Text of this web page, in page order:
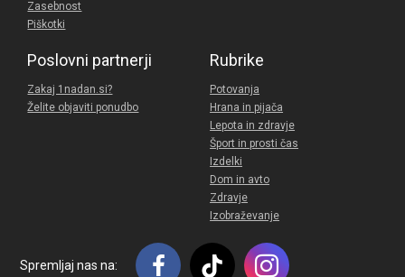
Zasebnost
Piškotki
Poslovni partnerji
Zakaj 1nadan.si?
Želite objaviti ponudbo
Rubrike
Potovanja
Hrana in pijača
Lepota in zdravje
Šport in prosti čas
Izdelki
Dom in avto
Zdravje
Izobraževanje
Spremljaj nas na: